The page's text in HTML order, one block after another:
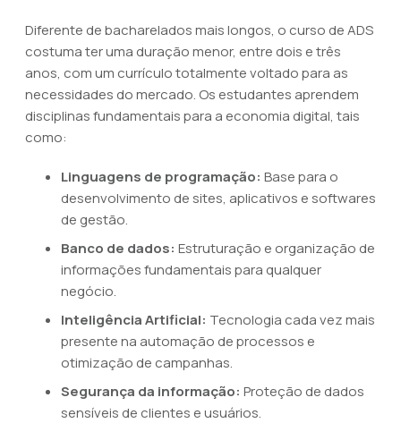
Diferente de bacharelados mais longos, o curso de ADS
costuma ter uma duração menor, entre dois e três
anos, com um currículo totalmente voltado para as
necessidades do mercado. Os estudantes aprendem
disciplinas fundamentais para a economia digital, tais
como:
Linguagens de programação: Base para o
desenvolvimento de sites, aplicativos e softwares
de gestão.
Banco de dados: Estruturação e organização de
informações fundamentais para qualquer
negócio.
Inteligência Artificial: Tecnologia cada vez mais
presente na automação de processos e
otimização de campanhas.
Segurança da informação: Proteção de dados
sensíveis de clientes e usuários.